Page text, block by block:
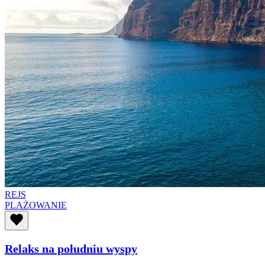
REJS
PLAŻOWANIE
Relaks na południu wyspy